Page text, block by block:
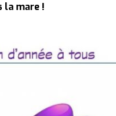
la mare !